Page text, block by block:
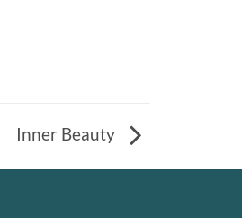
Inner Beauty